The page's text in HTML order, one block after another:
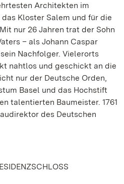
Architekten im
Kloster Salem und für die
nur 26 Jahren trat der Sohn
– als Johann Caspar
Nachfolger. Vielerorts
nahtlos und geschickt an die
nur der Deutsche Orden,
Basel und das Hochstift
talentierten Baumeister. 1761
des Deutschen